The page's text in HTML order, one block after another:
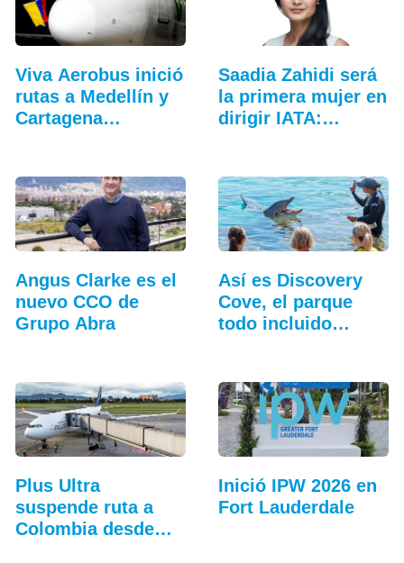
Viva Aerobus inició
rutas a Medellín y
Cartagena…
Saadia Zahidi será
la primera mujer en
dirigir IATA:…
Angus Clarke es el
nuevo CCO de
Grupo Abra
Así es Discovery
Cove, el parque
todo incluido
Plus Ultra
suspende ruta a
Colombia desde
Inició IPW 2026 en
Fort Lauderdale